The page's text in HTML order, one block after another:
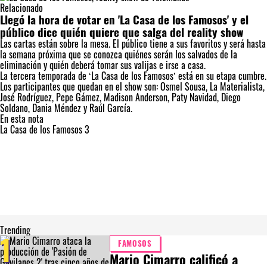
Relacionado
Llegó la hora de votar en 'La Casa de los Famosos' y el
público dice quién quiere que salga del reality show
Las cartas están sobre la mesa. El público tiene a sus favoritos y será hasta
la semana próxima que se conozca quiénes serán los salvados de la
eliminación y quién deberá tomar sus valijas e irse a casa.
La tercera temporada de ‘La Casa de los Famosos’ está en su etapa cumbre.
Los participantes que quedan en el show son: Osmel Sousa, La Materialista,
José Rodríguez, Pepe Gámez, Madison Anderson, Paty Navidad, Diego
Soldano, Dania Méndez y Raúl García.
En esta nota
La Casa de los Famosos 3
Trending
1 FAMOSOS
Mario Cimarro calificó a